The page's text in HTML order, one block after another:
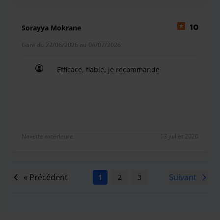
Sorayya Mokrane 10
Garé du 22/06/2026 au 04/07/2026
Efficace, fiable, je recommande
Navette extérieure 13 juillet 2026
« Précédent 1 2 3 5
Suivant